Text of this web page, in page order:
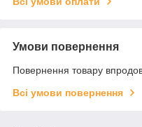
Умови повернення
Повернення товару
Всі умови повернення